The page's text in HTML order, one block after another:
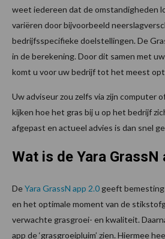
weet iedereen dat de omstandigheden
variëren door bijvoorbeeld
bedrijfsspecifieke doelstellingen. De
in de berekening. Door dit samen met
komt u voor uw bedrijf tot het meest
Uw adviseur zou zelfs via zijn computer
kijken hoe het gras bij u op het bedrijf
afgepast en actueel advies is dan snel
Wat is de Yara GrassN
DeYara GrassN app 2.0 geeft
en het optimale moment van de
verwachte grasgroei- en kwaliteit.
app de ‘grasgroeipluim’ zien. Hiermee